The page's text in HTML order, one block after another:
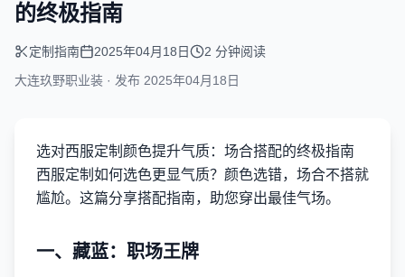
的终极指南
定制指南 2025年04月18日
2 分钟阅读
大连玖野职业装 · 发布 2025年04月18日
选对西服定制颜色提升气质：场合搭配的终极指南
西服定制如何选色更显气质？颜色选错，场合不搭就
尴尬。这篇分享搭配指南，助您穿出最佳气场。
一、藏蓝：职场王牌